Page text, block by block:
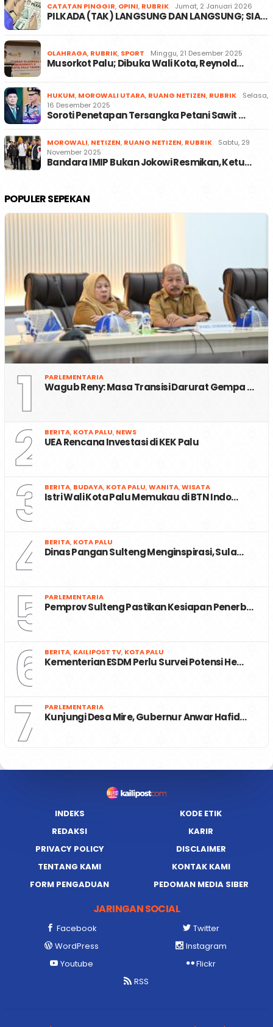
CATATAN PINGGIR, OPINI, RUBRIK Jumat, 2 Januari 2026
PILKADA (TAK) LANGSUNG DAN LANGSUNG; SIA…
OLAHRAGA, RUBRIK, SPORT Minggu, 21 Desember 2025
Musorkot Palu; Dibuka Wali Kota, Reynold…
HUKUM, MOROWALI UTARA, RUANG NETIZEN, RUBRIK
Selasa,
16 Desember 2025
Soroti Penetapan Tersangka Petani Sawit …
MOROWALI, NETIZEN, RUANG NETIZEN, RUBRIK
Sabtu, 29
November 2025
Bandara IMIP Bukan Jokowi Resmikan, Ketu…
POPULER SEPEKAN
1 PARLEMENTARIA
Wagub Reny: Masa Transisi Darurat Gempa …
2 BERITA, KOTA PALU, NEWS
UEA Rencana Investasi di KEK Palu
3 BERITA, BUDAYA, KOTA PALU,WANITA,WISATA
Istri Wali Kota Palu Memukau di BTN Indo…
4 BERITA, KOTA PALU
Dinas Pangan Sulteng Menginspirasi, Sula…
5 PARLEMENTARIA
Pemprov Sulteng Pastikan Kesiapan Penerb…
6 BERITA, KAILIPOST TV, KOTA PALU
Kementerian ESDM Perlu Survei Potensi He…
7 PARLEMENTARIA
Kunjungi Desa Mire, Gubernur Anwar Hafid…
INDEKS
KODE ETIK
REDAKSI
KARIR
PRIVACY POLICY
DISCLAIMER
TENTANG KAMI
KONTAK KAMI
FORM PENGADUAN
PEDOMAN MEDIA SIBER
JARINGAN SOCIAL
Facebook
Twitter
WordPress
Instagram
Youtube
Flickr
RSS